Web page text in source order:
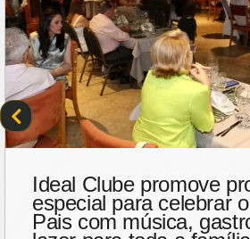
Ideal Clube promove
especial para celebrar
Pais com música,